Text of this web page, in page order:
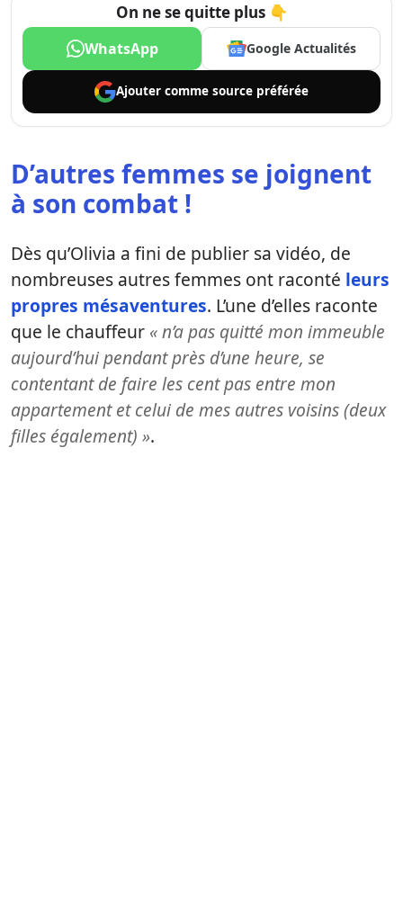
On ne se quitte plus 👇
WhatsApp Google Actualités
Ajouter comme source préférée
D’autres femmes se joignent
à son combat !
Dès qu’Olivia a fini de publier sa vidéo, de
nombreuses autres femmes ont raconté leurs
propres mésaventures. L’une d’elles raconte
que le chauffeur « n’a pas quitté mon immeuble
aujourd’hui pendant près d’une heure, se
contentant de faire les cent pas entre mon
appartement et celui de mes autres voisins (deux
filles également) ».